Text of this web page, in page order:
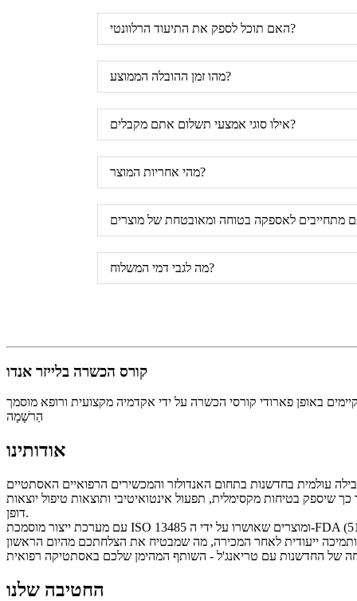
האם תוכל לספק את התיעוד הרלוונטי?
מהו זמן ההובלה הממוצע?
אילו סוגי אמצעי תשלום אתם מקבלים?
מהי אחריות המוצר?
מה לגבי דמי המשלוח?
קורס הכשרה בלייזר אנדו
הַרשָׁמָה
אודותינו
שיספק בטיחות מקסימלית, תפעול אינטואיטיבי ותוצאות טיפול יוצאות
דופן.
החטיבה שלנו